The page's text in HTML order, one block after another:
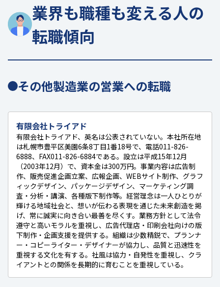
業界も職種も変える人の
転職傾向
その他製造業の営業への転職
有限会社トライアド
有限会社トライアド、英名は公表されていない。本社所在地
は札幌市豊平区美園6条8丁目1番18号で、電話011-826-
6888、FAX011-826-6884である。設立は平成15年12月
（2003年12月）で、資本金は300万円。事業内容は広告制
作、販売促進企画立案、広報企画、WEBサイト制作、グラフ
ィックデザイン、パッケージデザイン、マーケティング調
査・分析・講演、各種版下制作等。経営理念は一人ひとりが
輝ける地域社会と、想いが伝わる表現を通じた未来創造を掲
げ、常に誠実に向き合い最善を尽くす。業務方針として法令
遵守と高いモラルを重視し、広告代理店・印刷会社向けの版
下制作・企画支援を提供する。組織は少数精鋭で、プランナ
ー・コピーライター・デザイナーが協力し、品質と迅速性を
重視する文化を有する。社風は協力・自発性を重視し、クラ
イアントとの関係を長期的に育むことを重視している。